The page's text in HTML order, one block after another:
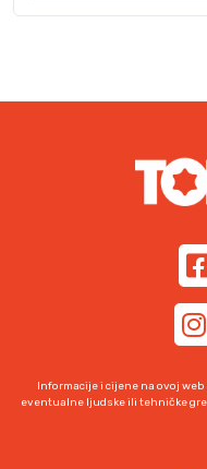
Informacije i cijene na ovoj
eventualne ljudske ili tehničke